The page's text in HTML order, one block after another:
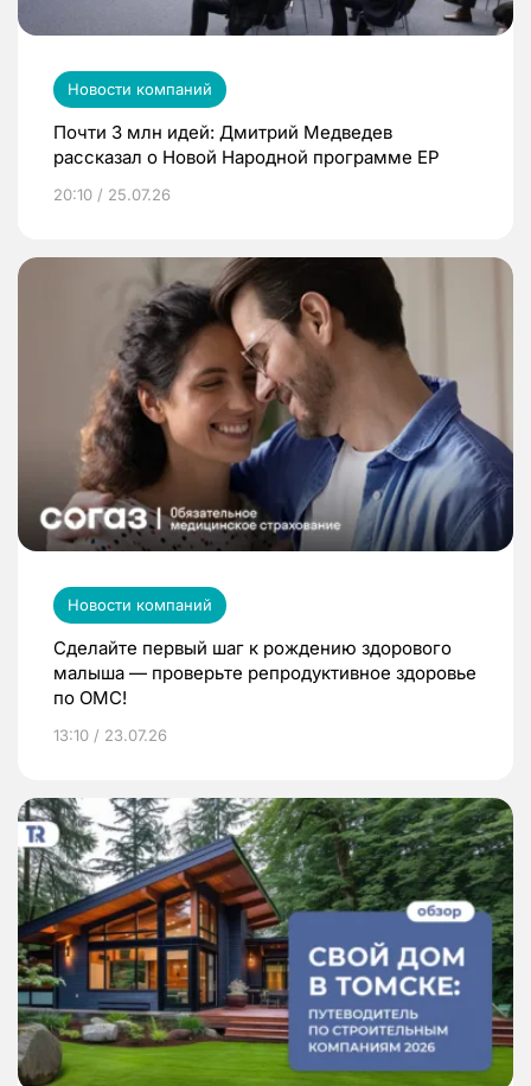
Новости компаний
Почти 3 млн идей: Дмитрий Медведев
рассказал о Новой Народной программе ЕР
20:10 / 25.07.26
Новости компаний
Сделайте первый шаг к рождению здорового
малыша — проверьте репродуктивное здоровье
по ОМС!
13:10 / 23.07.26